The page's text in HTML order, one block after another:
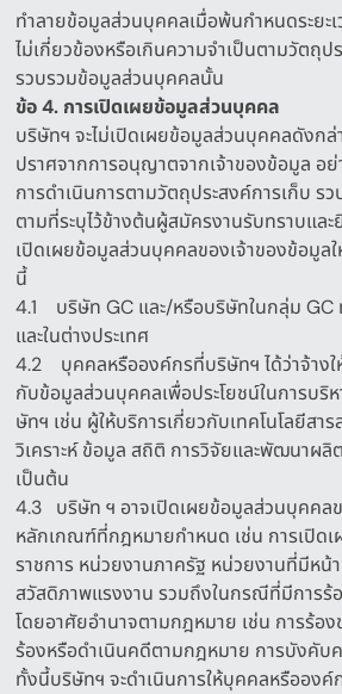
ทำลายข้อมูลส่วนบุคคลเมื่อพ้นกำหนดระยะ
ไม่เกี่ยวข้องหรือเกินความจำเป็นตามวัตถุป
รวบรวมข้อมูลส่วนบุคคลนั้น
ข้อ4. การเปิดเผยข้อมูลส่วนบุคคล
บริษัทฯ จะไม่เปิดเผยข้อมูลส่วนบุคคลดังก
ปราศจากการอนุญาตจากเจ้าของข้อมูล อย่
การดำเนินการตามวัตถุประสงค์การเก็บ รว
ตามที่ระบุไว้ข้างต้นผู้สมัครงานรับทราบแล
เปิดเผยข้อมูลส่วนบุคคลของเจ้าของข้อมูล
นี้
4.1
บริษัท GC และ/หรือบริษัทในกลุ่ม GC
และในต่างประเทศ
4.2
บุคคลหรือองค์กรที่บริษัทฯ ได้ว่าจ้าง
กับข้อมูลส่วนบุคคลเพื่อประโยชน์ในการบริ
ษัทฯ เช่น ผู้ให้บริการเกี่ยวกับเทคโนโลยีสา
วิเคราะห์ ข้อมูล สถิติ การวิจัยและพัฒนาผ
เป็นต้น
4.3
บริษัท ฯ อาจเปิดเผยข้อมูลส่วนบุคคล
หลักเกณฑ์ที่กฎหมายกำหนด เช่น การเปิด
ราชการ หน่วยงานภาครัฐ หน่วยงานที่มีห
สวัสดิภาพแรงงาน รวมถึงในกรณีที่มีการร้
โดยอาศัยอำนาจตามกฎหมาย เช่น การร้อ
ร้องหรือดำเนินคดีตามกฎหมาย การบังคับ
ทั้งนี้บริษัทฯ จะดำเนินการให้บุคคลหรือองค์